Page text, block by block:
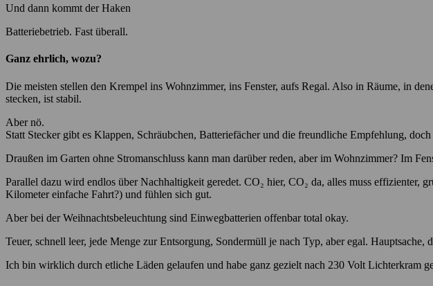
Und dann kommt der Haken
Batteriebetrieb. Fast überall.
Ganz ehrlich, wozu?
Die meisten stellen den Krempel ins Wohnzimmer, ins Fenster, aufs Regal. Also in Räume, in
stecken, ist stabil.
Aber nö.
Statt Stecker gibt es Klappen, Schräubchen, Batteriefächer und die freundliche Empfehlung,
Draußen im Garten ohne Stromanschluss kann man darüber reden, aber im Wohnzimmer? Im
Parallel dazu wird endlos über Nachhaltigkeit geredet. CO₂ hier, CO₂ da, alles muss effizienter,
Kilometer einfache Fahrt?) und fühlen sich gut.
Aber bei der Weihnachtsbeleuchtung sind Einwegbatterien offenbar total okay.
Teuer, schnell leer, jede Menge zur Entsorgung, Sondermüll je nach Typ, aber egal.
Ich bin wirklich durch etliche Läden gelaufen und habe ganz gezielt nach 230 Volt Lichterkram